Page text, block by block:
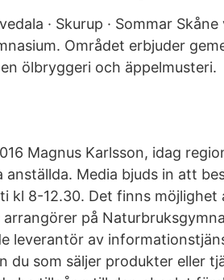
· Skurup · Sommar
Området erbjuder
ölbryggeri och äppelmusteri.
Magnus Karlsson, idag
anställda. Media bjuds in att
kl 8-12.30. Det finns
på
leverantör av
du som säljer produkter eller